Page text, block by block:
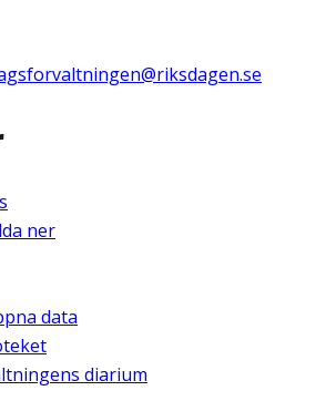
ner
data
diarium